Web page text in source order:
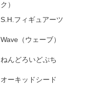
ク）
S.H.フィギュアーツ
Wave（ウェーブ）
ねんどろいどぷち
オーキッドシード